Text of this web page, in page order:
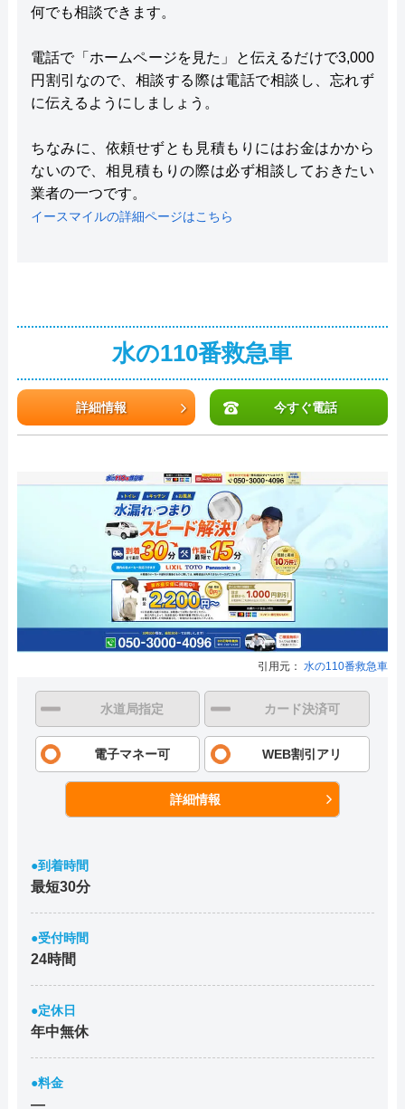
何でも相談できます。
電話で「ホームページを見た」と伝えるだけで3,000
円割引なので、相談する際は電話で相談し、忘れず
に伝えるようにしましょう。
ちなみに、依頼せずとも見積もりにはお金はかから
ないので、相見積もりの際は必ず相談しておきたい
業者の一つです。
イースマイルの詳細ページはこちら
水の110番救急車
詳細情報 今すぐ電話
引用元： 水の110番救急車
水道局指定 カード決済可
電子マネー可 WEB割引アリ
詳細情報
●到着時間
最短30分
●受付時間
24時間
●定休日
年中無休
●料金
―